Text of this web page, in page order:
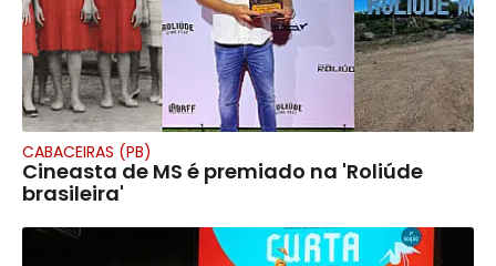
CABACEIRAS (PB)
Cineasta de MS é premiado na 'Roliúde
brasileira'